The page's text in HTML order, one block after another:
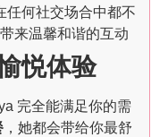
任何社交场合中都不
来温馨和谐的互动
悦体验
完全能满足你的需
，她都会带给你最舒